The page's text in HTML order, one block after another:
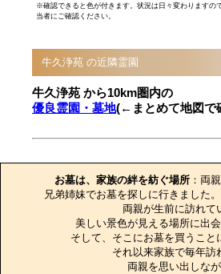
※確認できると色が付きます。状況は日々変わりますの
当者にご確認ください。
牛久浄苑 の近隣霊園
牛久浄苑 から10km圏内の
優良霊園・墓地(←まとめて地図で
お墓は、家族の絆を紡ぐ場所 ：両
兄弟姉妹でお墓を探しに行きました
両親が生前に訪れて
美しい景色が見える場所に出会
そして、そこにお墓を買うこと
それ以来家族で毎年訪
両親を思い出しな